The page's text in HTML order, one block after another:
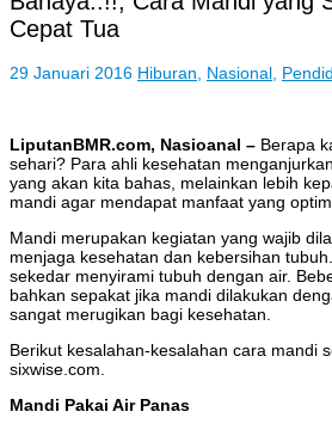
Cepat Tua
29 Januari 2016 Hiburan Nasional
LiputanBMR.com, Nasioanal – Berapa
sehari? Para ahli kesehatan
yang akan kita bahas, melainkan lebih
mandi agar mendapat manfaat yang
Mandi merupakan kegiatan yang wajib
menjaga kesehatan dan kebersihan
sekedar menyirami tubuh dengan air.
bahkan sepakat jika mandi dilakukan
sangat merugikan bagi kesehatan.
Berikut kesalahan-kesalahan cara mandi
sixwise.com.
Mandi Pakai Air Panas